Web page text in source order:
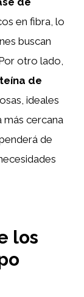
en fibra, lo
buscan
otro lado,
de
ideales
más cercana
de
los